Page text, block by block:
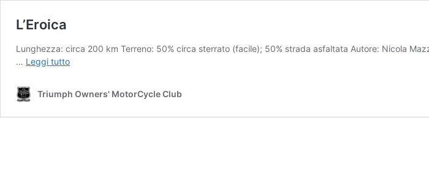
L’Eroica
Lunghezza: circa 200 km Terreno: 50% circa sterrato (facile); 50% strada asfaltata Autore: Nicola
… Leggi tuttoL’Eroica
Triumph Owners' MotorCycle Club